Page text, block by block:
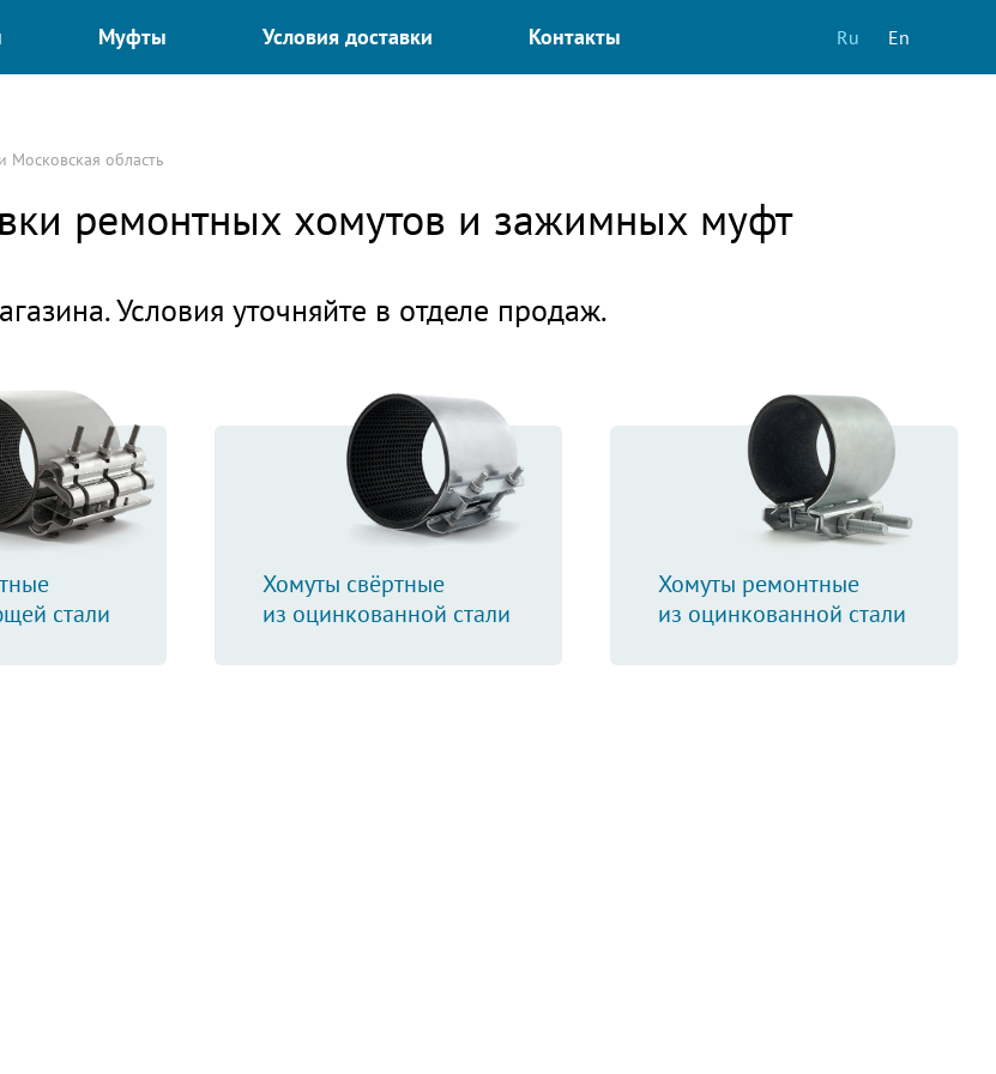
Ru En
Муфты Условия доставки Контакты
Московская область
ремонтных хомутов и зажимных муфт
Условия уточняйте в отделе продаж.
стали
Хомуты свёртные
из оцинкованной стали
Хомуты ремонтные
из оцинкованной стали